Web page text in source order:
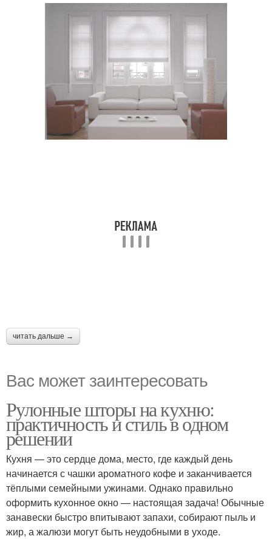
читать дальше →
Вас может заинтересовать
Рулонные шторы на кухню:
практичность и стиль в одном
решении
Кухня — это сердце дома, место, где каждый день
начинается с чашки ароматного кофе и заканчивается
тёплыми семейными ужинами. Однако правильно
оформить кухонное окно — настоящая задача! Обычные
занавески быстро впитывают запахи, собирают пыль и
жир, а жалюзи могут быть неудобными в уходе.